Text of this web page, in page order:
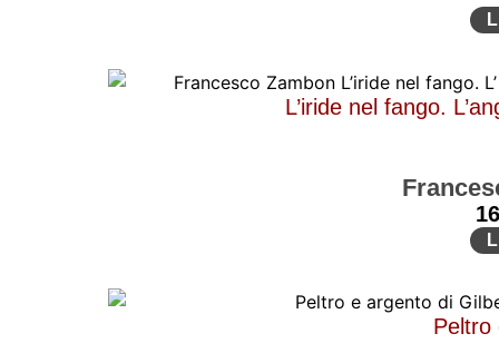
L’iride nel fango.
Peltro